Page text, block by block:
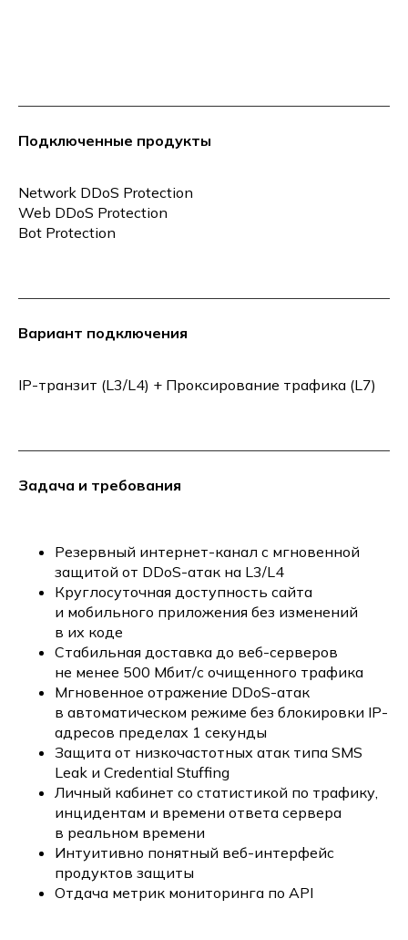
Подключенные продукты
Network DDoS Protection
Web DDoS Protection
Bot Protection
Вариант подключения
IP-транзит (L3/L4) + Проксирование трафика (L7)
Задача и требования
Резервный интернет-канал с мгновенной
защитой от DDoS-атак на L3/L4
Круглосуточная доступность сайта
и мобильного приложения без изменений
в их коде
Стабильная доставка до веб-серверов
не менее 500 Мбит/с очищенного трафика
Мгновенное отражение DDoS-атак
в автоматическом режиме без блокировки IP-
адресов пределах 1 секунды
Защита от низкочастотных атак типа SMS
Leak и Credential Stuffing
Личный кабинет со статистикой по трафику,
инцидентам и времени ответа сервера
в реальном времени
Интуитивно понятный веб-интерфейс
продуктов защиты
Отдача метрик мониторинга по API